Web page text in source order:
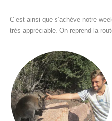
C’est ainsi que s’achève notre
très appréciable. On reprend la